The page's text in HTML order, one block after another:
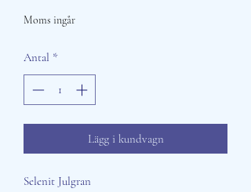
Moms ingår
Antal *
Lägg i kundvagn
Selenit Julgran